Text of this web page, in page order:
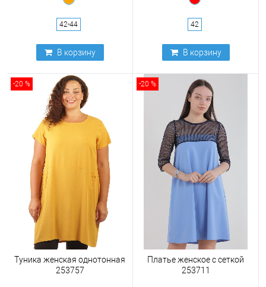
42-44
В корзину
42
В корзину
-20 %
Туника женская однотонная
253757
-20 %
Платье женское с сеткой
253711